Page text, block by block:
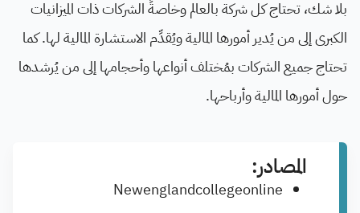
بلا شك، تحتاج كل شركة بالعالم وخاصةً الشركات ذات الميزانيات
الكبرى إلى من يُدير أمورها المالية ويُقدِّم الاستشارة المالية لها. كما
تحتاج جميع الشركات بمُختلف أنواعها وأحجامها إلى من يُرشدها
حول أمورها المالية وأرباحها.
المصادر:
Newenglandcollegeonline